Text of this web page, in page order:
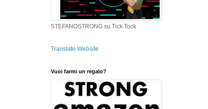
STEFANOSTRONG su Tick Tock
Translate Website
Vuoi farmi un regalo?